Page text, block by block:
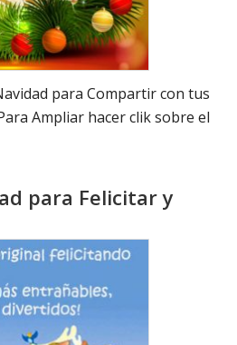
para Compartir con tus
Ampliar hacer clik sobre el
para Felicitar y